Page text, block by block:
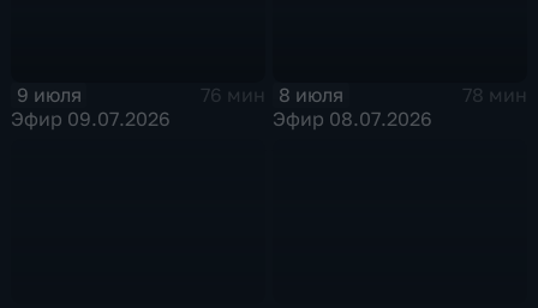
9 июля
76 мин
Эфир 09.07.2026
8 июля
78 мин
Эфир 08.07.2026